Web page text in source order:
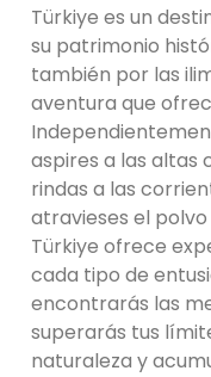
Türkiye es un
su patrimonio
también por las
aventura que
aspires a las altas
rindas a las
atravieses el
Türkiye ofrece
cada tipo de
encontrarás las
superarás tus
naturaleza y